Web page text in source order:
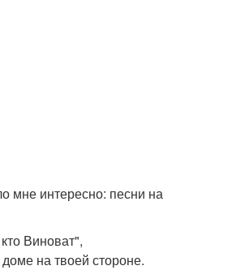
мне интересно: песни на
Виноват",
на твоей стороне.